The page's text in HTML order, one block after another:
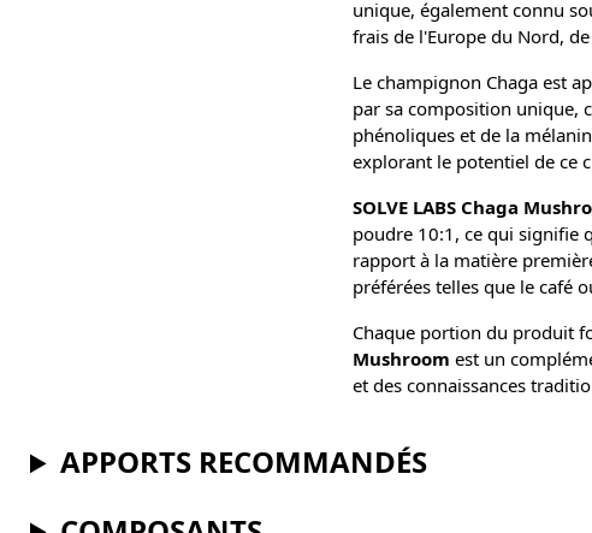
unique, également connu
frais de l'Europe du Nord,
Le champignon Chaga est
par sa composition unique,
phénoliques et de la
explorant le potentiel de ce
SOLVE LABS Chaga
poudre 10:1, ce qui signifie
rapport à la matière
préférées telles que le café
Chaque portion du produit
Mushroom est un
et des connaissances
APPORTS RECOMMANDÉS